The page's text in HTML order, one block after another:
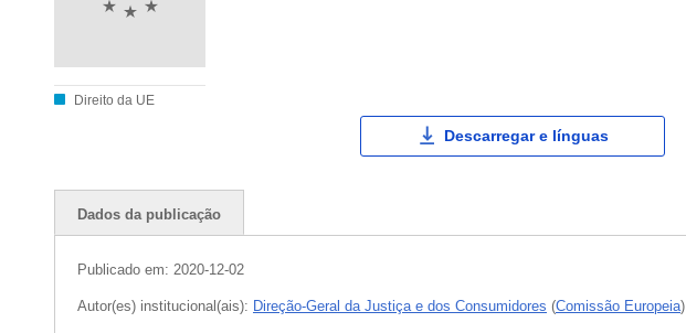
Direito da UE
Descarregar e línguas
Dados da publicação
Publicado em: 2020-12-02
Autor(es) institucional(ais): Direção-Geral da Justiça e dos Consumidores (Comissão Europeia)